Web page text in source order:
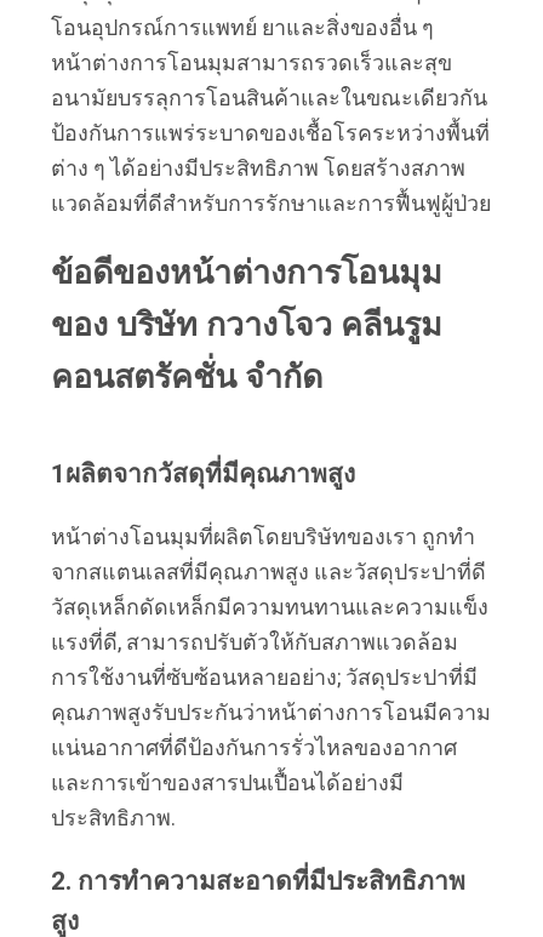
โอนอุปกรณ์การแพทย์ ยาและสิ่งของอื่น ๆ
หน้าต่างการโอนมุมสามารถรวดเร็วและสุข
อนามัยบรรลุการโอนสินค้าและในขณะเดียวกัน
ป้องกันการแพร่ระบาดของเชื้อโรคระหว่างพื้นที่
ต่าง ๆ ได้อย่างมีประสิทธิภาพ โดยสร้างสภาพ
แวดล้อมที่ดีสําหรับการรักษาและการฟื้นฟูผู้ป่วย
ข้อดีของหน้าต่างการโอนมุม
ของ บริษัท กวางโจว คลีนรูม
คอนสตรัคชั่น จํากัด
1ผลิตจากวัสดุที่มีคุณภาพสูง
หน้าต่างโอนมุมที่ผลิตโดยบริษัทของเรา ถูกทํา
จากสแตนเลสที่มีคุณภาพสูง และวัสดุประปาที่ดี
วัสดุเหล็กดัดเหล็กมีความทนทานและความแข็ง
แรงที่ดี, สามารถปรับตัวให้กับสภาพแวดล้อม
การใช้งานที่ซับซ้อนหลายอย่าง; วัสดุประปาที่มี
คุณภาพสูงรับประกันว่าหน้าต่างการโอนมีความ
แน่นอากาศที่ดีป้องกันการรั่วไหลของอากาศ
และการเข้าของสารปนเปื้อนได้อย่างมี
ประสิทธิภาพ.
2. การทําความสะอาดที่มีประสิทธิภาพ
สูง